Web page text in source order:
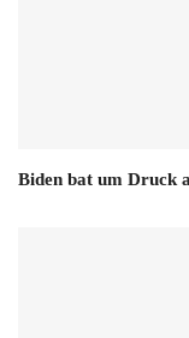
Biden bat um Druck